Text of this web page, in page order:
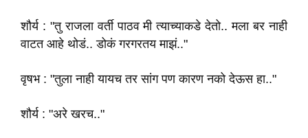
शौर्य : "तु राजला वर्ती पाठव मी त्याच्याकडे देतो.. मला बर नाही
वाटत आहे थोडं.. डोकं गरगरतय माझं.."
वृषभ : "तुला नाही यायच तर सांग पण कारण नको देऊस हा.."
शौर्य : "अरे खरच.."